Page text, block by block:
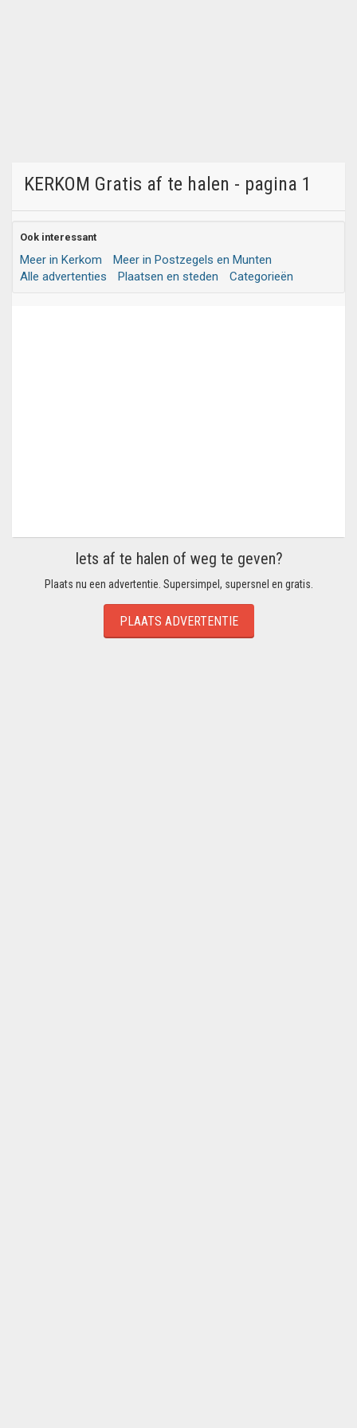
KERKOM Gratis af te halen - pagina 1
Ook interessant
Meer in Kerkom
Meer in Postzegels en Munten
Alle advertenties
Plaatsen en steden Categorieën
Iets af te halen of weg te geven?
Plaats nu een advertentie. Supersimpel, supersnel en gratis.
PLAATS ADVERTENTIE